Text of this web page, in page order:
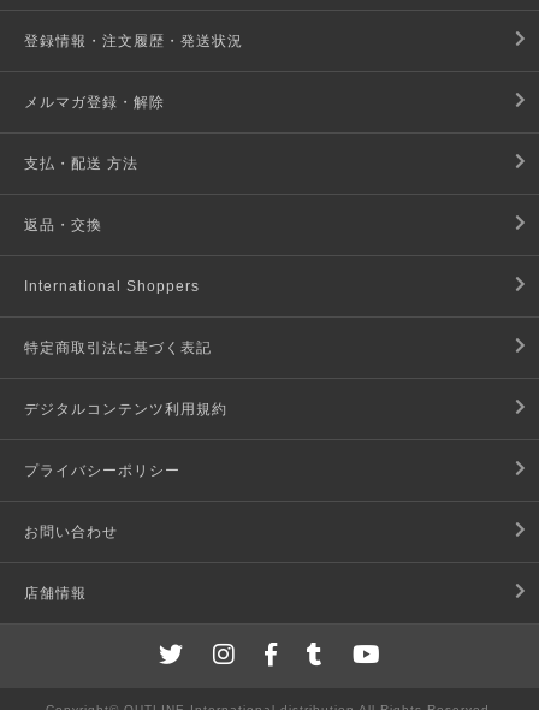
登録情報・注文履歴・発送状況
メルマガ登録・解除
支払・配送 方法
返品・交換
International Shoppers
特定商取引法に基づく表記
デジタルコンテンツ利用規約
プライバシーポリシー
お問い合わせ
店舗情報